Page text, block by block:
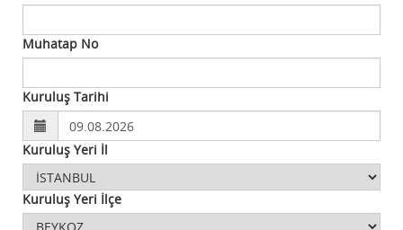
Muhatap No
Kuruluş Tarihi
Kuruluş Yeri İl
Kuruluş Yeri İlçe